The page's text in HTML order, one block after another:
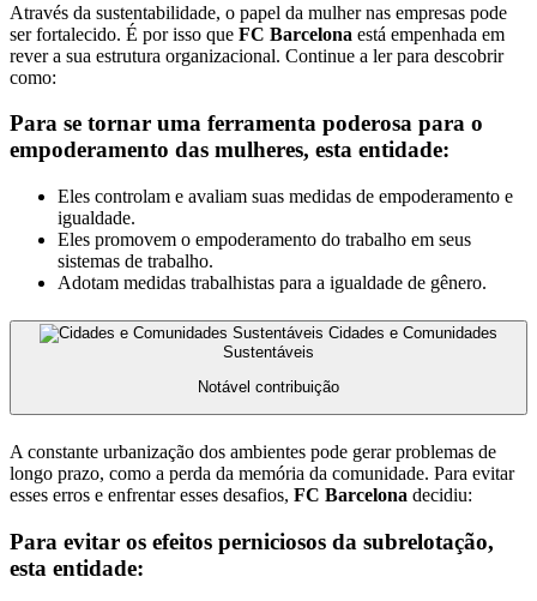
Através da sustentabilidade, o papel da mulher nas empresas pode
ser fortalecido. É por isso que FC Barcelona está empenhada em
rever a sua estrutura organizacional. Continue a ler para descobrir
como:
Para se tornar uma ferramenta poderosa para o
empoderamento das mulheres, esta entidade:
Eles controlam e avaliam suas medidas de empoderamento e
igualdade.
Eles promovem o empoderamento do trabalho em seus
sistemas de trabalho.
Adotam medidas trabalhistas para a igualdade de gênero.
Cidades e Comunidades
Sustentáveis
Notável contribuição
A constante urbanização dos ambientes pode gerar problemas de
longo prazo, como a perda da memória da comunidade. Para evitar
esses erros e enfrentar esses desafios, FC Barcelona decidiu:
Para evitar os efeitos perniciosos da subrelotação,
esta entidade: